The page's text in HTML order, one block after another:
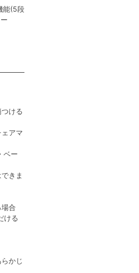
能(5段
ける
アマ
ベー
きま
合
ける
かじ